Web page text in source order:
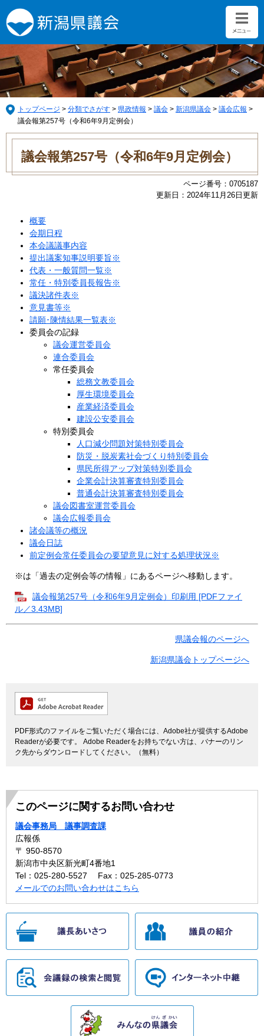
ー
ジ
の
先
頭
で
す。
ニ
ュ
ー
を
飛
ば
し
て
トップページ > 分類でさがす > 県政情報 > 議会 > 新潟県議会 > 議会広報 >
議会報第257号（令和6年9月定例会）
本
議会報第257号（令和6年9月定例会）
ページ番号：0705187
更新日：2024年11月26日更新
概要
会期日程
本会議議事内容
提出議案知事説明要旨※
代表・一般質問一覧※
常任・特別委員長報告※
議決諸件表※
意見書等※
請願･陳情結果一覧表※
委員会の記録
議会運営委員会
連合委員会
常任委員会
総務文教委員会
厚生環境委員会
産業経済委員会
建設公安委員会
特別委員会
人口減少問題対策特別委員会
防災・脱炭素社会づくり特別委員会
県民所得アップ対策特別委員会
企業会計決算審査特別委員会
普通会計決算審査特別委員会
議会図書室運営委員会
議会広報委員会
諸会議等の概況
議会日誌
前定例会常任委員会の要望意見に対する処理状況※
※は「過去の定例会等の情報」にあるページへ移動します。
議会報第257号（令和6年9月定例会）印刷用 [PDFファイ
ル／3.43MB]
県議会報のページへ
新潟県議会トップページへ
PDF形式のファイルをご覧いただく場合には、Adobe社が提供するAdobe
Readerが必要です。
Adobe Readerをお持ちでない方は、バナーのリン
ク先からダウンロードしてください。（無料）
このページに関するお問い合わせ
議会事務局 議事調査課
広報係
〒 950-8570
新潟市中央区新光町4番地1
Tel：025-280-5527
Fax：025-285-0773
メールでのお問い合わせはこちら